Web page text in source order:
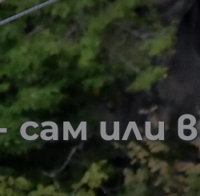
сам или в